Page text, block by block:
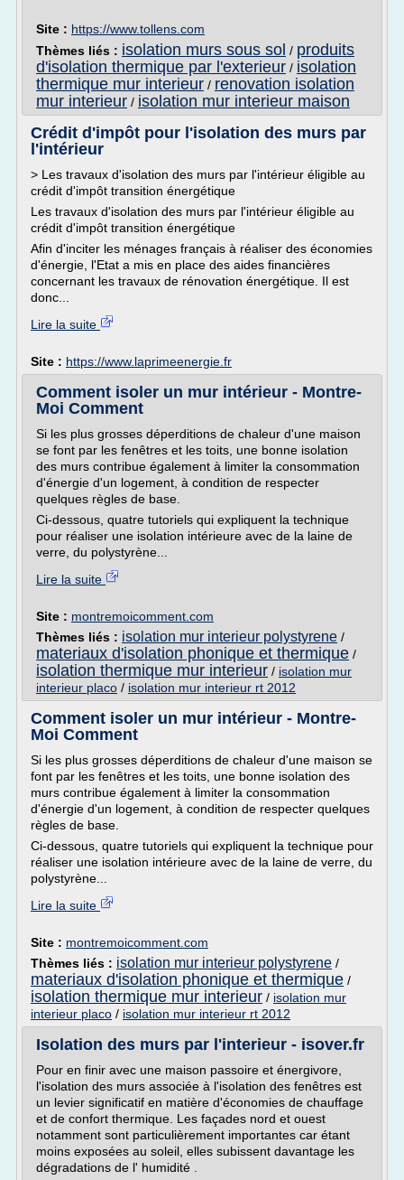
Site : https://www.tollens.com
Thèmes liés : isolation murs sous sol / produits
d'isolation thermique par l'exterieur / isolation
thermique mur interieur / renovation isolation
mur interieur / isolation mur interieur maison
Crédit d'impôt pour l'isolation des murs par
l'intérieur
> Les travaux d'isolation des murs par l'intérieur éligible au
crédit d'impôt transition énergétique
Les travaux d'isolation des murs par l'intérieur éligible au
crédit d'impôt transition énergétique
Afin d'inciter les ménages français à réaliser des économies
d'énergie, l'Etat a mis en place des aides financières
concernant les travaux de rénovation énergétique. Il est
donc...
Lire la suite
Site : https://www.laprimeenergie.fr
Comment isoler un mur intérieur - Montre-
Moi Comment
Si les plus grosses déperditions de chaleur d'une maison
se font par les fenêtres et les toits, une bonne isolation
des murs contribue également à limiter la consommation
d'énergie d'un logement, à condition de respecter
quelques règles de base.
Ci-dessous, quatre tutoriels qui expliquent la technique
pour réaliser une isolation intérieure avec de la laine de
verre, du polystyrène...
Lire la suite
Site : montremoicomment.com
Thèmes liés : isolation mur interieur polystyrene /
materiaux d'isolation phonique et thermique /
isolation thermique mur interieur / isolation mur
interieur placo / isolation mur interieur rt 2012
Comment isoler un mur intérieur - Montre-
Moi Comment
Si les plus grosses déperditions de chaleur d'une maison se
font par les fenêtres et les toits, une bonne isolation des
murs contribue également à limiter la consommation
d'énergie d'un logement, à condition de respecter quelques
règles de base.
Ci-dessous, quatre tutoriels qui expliquent la technique pour
réaliser une isolation intérieure avec de la laine de verre, du
polystyrène...
Lire la suite
Site : montremoicomment.com
Thèmes liés : isolation mur interieur polystyrene /
materiaux d'isolation phonique et thermique /
isolation thermique mur interieur / isolation mur
interieur placo / isolation mur interieur rt 2012
Isolation des murs par l'interieur - isover.fr
Pour en finir avec une maison passoire et énergivore,
l'isolation des murs associée à l'isolation des fenêtres est
un levier significatif en matière d'économies de chauffage
et de confort thermique. Les façades nord et ouest
notamment sont particulièrement importantes car étant
moins exposées au soleil, elles subissent davantage les
dégradations de l' humidité .